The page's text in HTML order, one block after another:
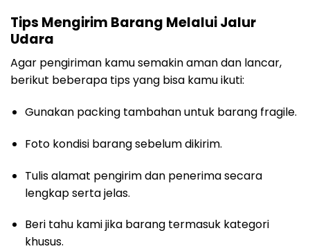
Tips Mengirim Barang Melalui Jalur
Udara
Agar pengiriman kamu semakin aman dan lancar,
berikut beberapa tips yang bisa kamu ikuti:
Gunakan packing tambahan untuk barang fragile.
Foto kondisi barang sebelum dikirim.
Tulis alamat pengirim dan penerima secara
lengkap serta jelas.
Beri tahu kami jika barang termasuk kategori
khusus.